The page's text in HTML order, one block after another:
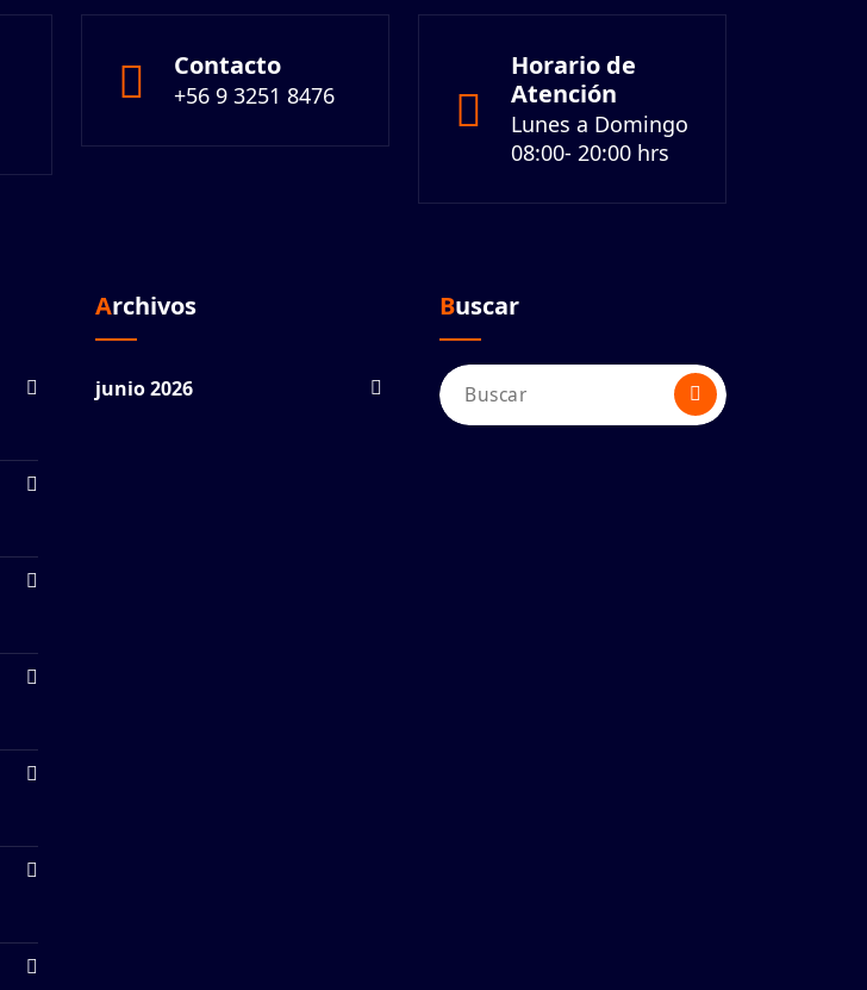
Contacto
+56 9 3251 8476
Horario de
Atención
Lunes a Domingo
08:00- 20:00 hrs
Archivos
junio 2026
Buscar
Buscar: